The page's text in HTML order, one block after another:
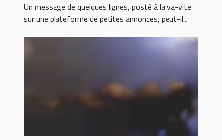
message bouleverse une vie
Un message de quelques lignes, posté à la va-vite
sur une plateforme de petites annonces, peut-il...